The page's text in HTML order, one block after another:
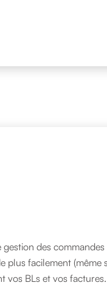
des
plus facilement (même
vos BLs et vos factures.